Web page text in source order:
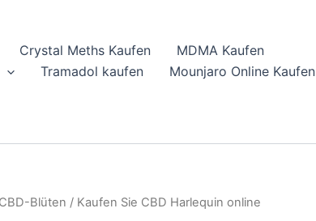
Crystal Meths Kaufen
MDMA Kaufen
Tramadol kaufen
Mounjaro Online Kaufen
CBD-Blüten / Kaufen Sie CBD Harlequin online